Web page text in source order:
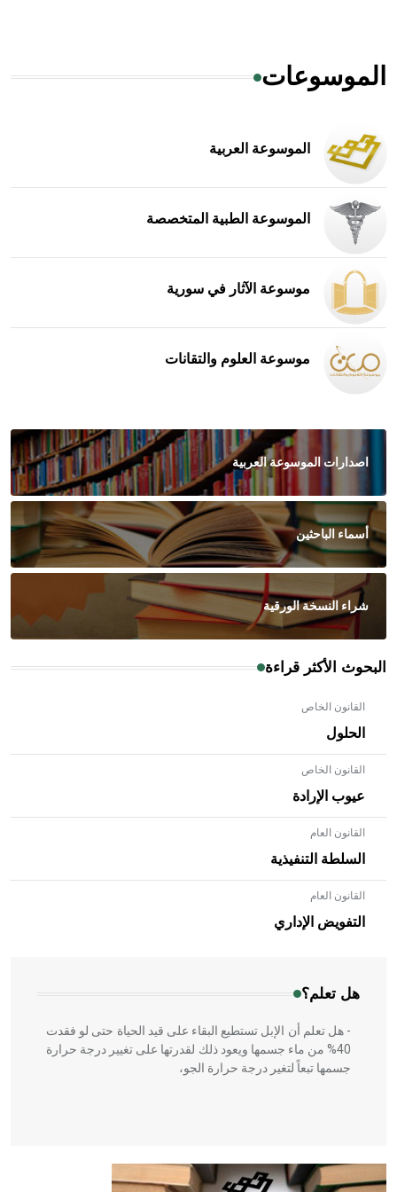
الموسوعات
الموسوعة العربية
الموسوعة الطبية المتخصصة
موسوعة الآثار في سورية
موسوعة العلوم والتقانات
اصدارات الموسوعة العربية
أسماء الباحثين
شراء النسخة الورقية
البحوث الأكثر قراءة
القانون الخاص
الحلول
القانون الخاص
عيوب الإرادة
القانون العام
السلطة التنفيذية
القانون العام
التفويض الإداري
هل تعلم؟
- هل تعلم أن الأبلق نوع من الفنون الهندسية التي ارتبطت
بالعمارة الإسلامية في بلاد الشام ومصر خاصة، حيث يحرص
المعمار على بناء مداميكه وخاصة في الواجهات
- هل تعلم أن الإبل تستطيع البقاء على قيد الحياة حتى لو فقدت
40% من ماء جسمها ويعود ذلك لقدرتها على تغيير درجة حرارة
جسمها تبعاً لتغير درجة حرارة الجو،
- هل تعلم أن أبقراط كتب في الطب أربعة مؤلفات هي:
الحكم، الأدلة، تنظيم التغذية، ورسالته في جروح الرأس. ويعود